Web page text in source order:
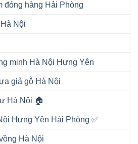
đóng hàng Hải Phòng
Nội
minh Hà Nội Hưng Yên
giả gỗ Hà Nội
Hà Nội 🏠
Hưng Yên Hải Phòng ✅
Hà Nội